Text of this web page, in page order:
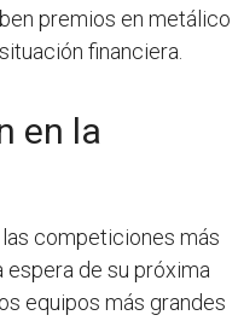
premios en metálico
financiera.
en la
competiciones más
espera de su próxima
equipos más grandes